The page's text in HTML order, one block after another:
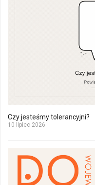
Czy jesteśmy tolerancyjni?
10 lipiec 2026